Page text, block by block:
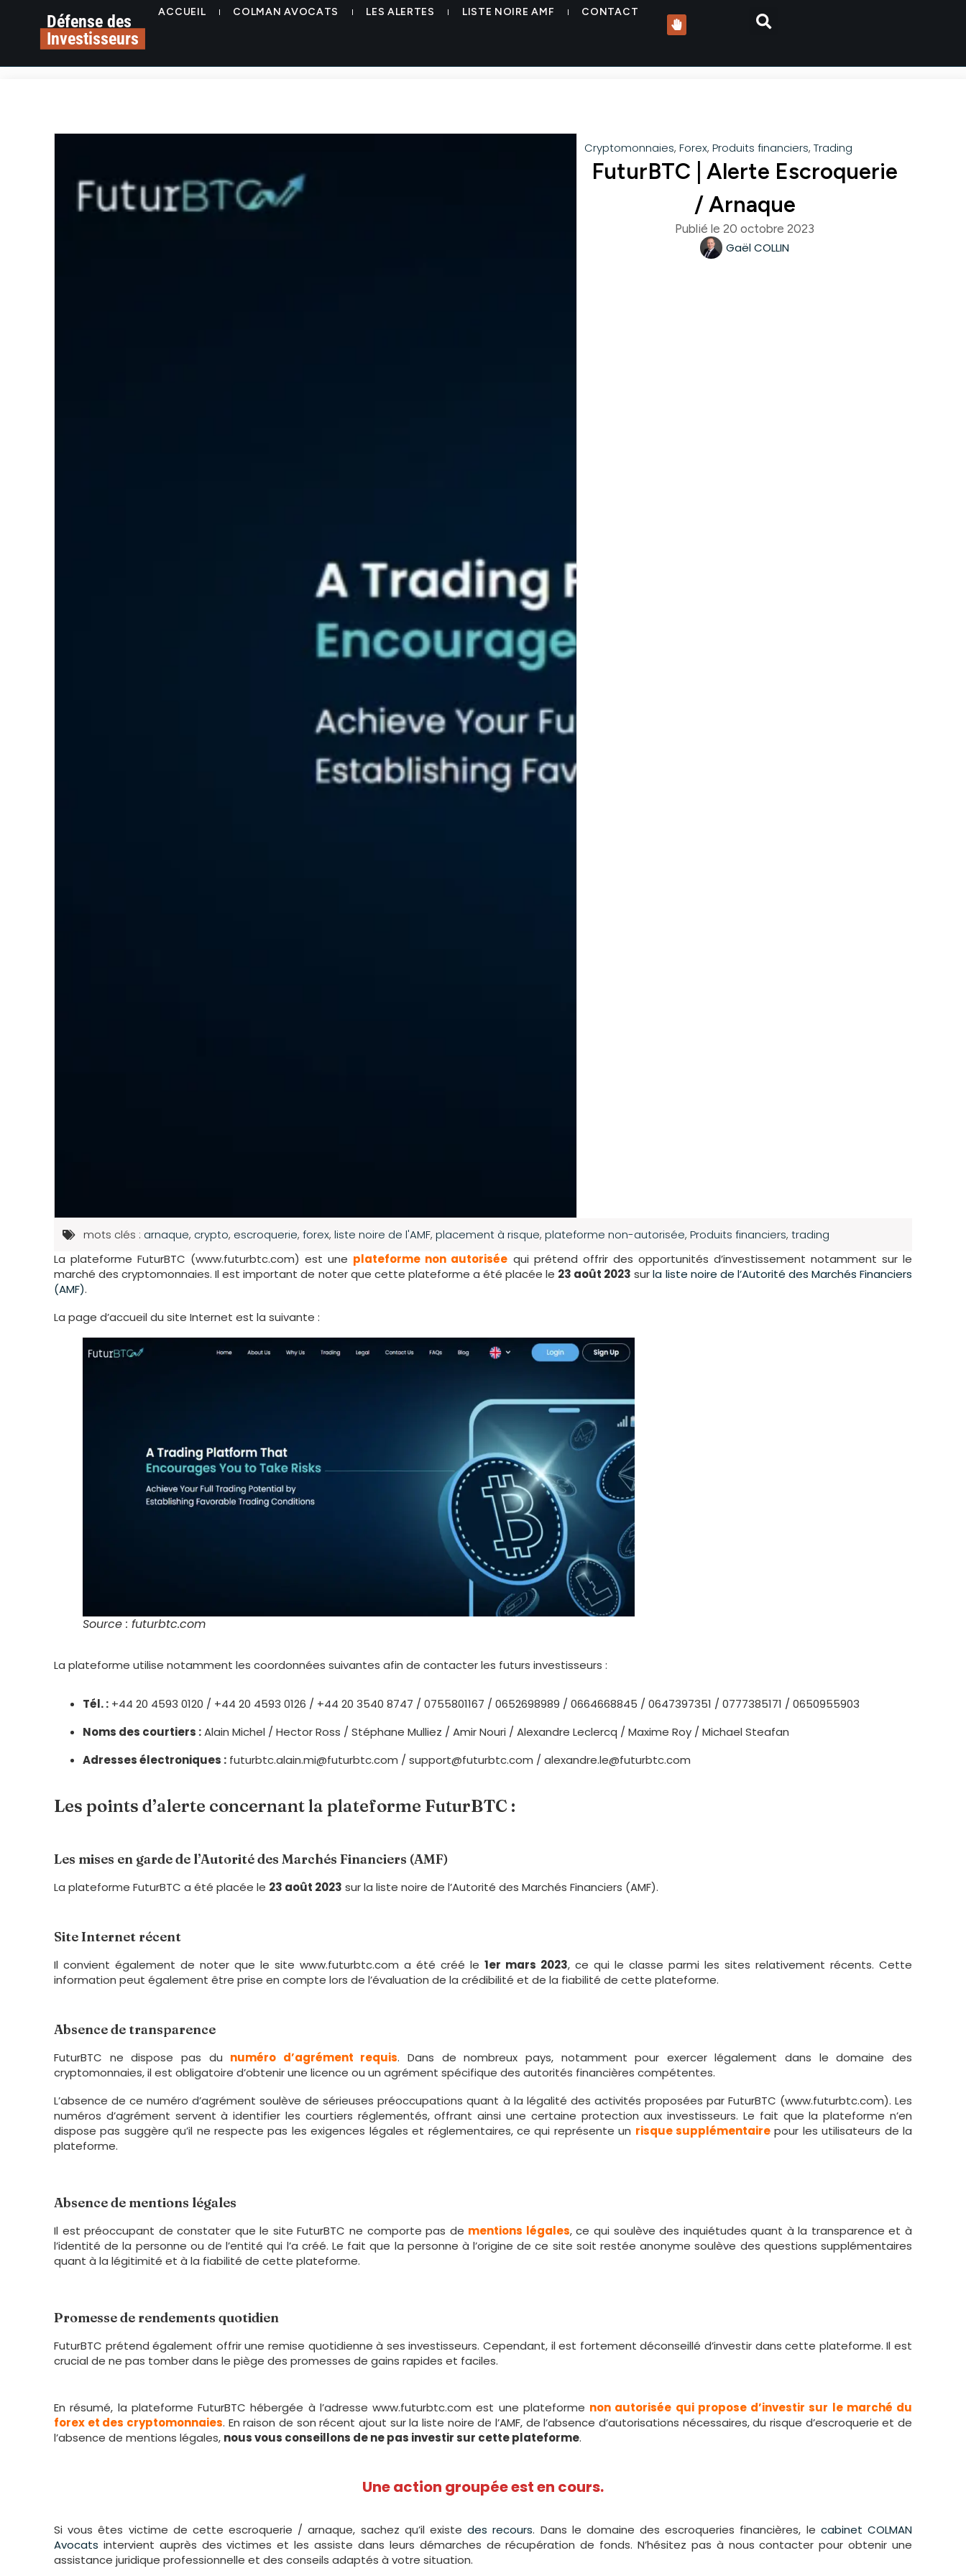
Défense des
Investisseurs
ACCUEIL COLMAN AVOCATS LES ALERTES LISTE NOIRE AMF CONTACT
Cryptomonnaies,Forex,Produits financiers,Trading
FuturBTC | Alerte Escroquerie
/ Arnaque
Publié le20 octobre 2023
Gaël COLLIN
mots clés : arnaque, crypto, escroquerie, forex, liste noire de l'AMF, placement à risque, plateforme non-autorisée, Produits financiers, trading
La plateforme FuturBTC (www.futurbtc.com) est une plateforme non autorisée qui prétend offrir des opportunités d’investissement notamment sur le
marché des cryptomonnaies. Il est important de noter que cette plateforme a été placée le 23 août 2023 surla liste noire de l’Autorité des Marchés Financiers
(AMF).
La page d’accueil du site Internet est la suivante :
Source : futurbtc.com
La plateforme utilise notamment les coordonnées suivantes afin de contacter les futurs investisseurs :
Tél. : +44 20 4593 0120 / +44 20 4593 0126 / +44 20 3540 8747 / 0755801167 / 0652698989 / 0664668845 / 0647397351 / 0777385171 / 0650955903
Noms des courtiers :Alain Michel / Hector Ross / Stéphane Mulliez / Amir Nouri / Alexandre Leclercq / Maxime Roy / Michael Steafan
Adresses électroniques : futurbtc.alain.mi@futurbtc.com / support@futurbtc.com / alexandre.le@futurbtc.com
Les points d’alerte concernant la plateforme FuturBTC :
Les mises en garde de l’Autorité des Marchés Financiers (AMF)
La plateforme FuturBTC a été placée le 23 août 2023 sur la liste noire de l’Autorité des Marchés Financiers (AMF).
Site Internet récent
Il convient également de noter que le site www.futurbtc.com a été créé le 1er mars 2023, ce qui le classe parmi les sites relativement récents. Cette
information peut également être prise en compte lors de l’évaluation de la crédibilité et de la fiabilité de cette plateforme.
Absence de transparence
FuturBTC ne dispose pas du numéro d’agrément requis. Dans de nombreux pays, notamment pour exercer légalement dans le domaine des
cryptomonnaies, il est obligatoire d’obtenir une licence ou un agrément spécifique des autorités financières compétentes.
L’absence de ce numéro d’agrément soulève de sérieuses préoccupations quant à la légalité des activités proposées par FuturBTC (www.futurbtc.com). Les
numéros d’agrément servent à identifier les courtiers réglementés, offrant ainsi une certaine protection aux investisseurs. Le fait que la plateforme n’en
dispose pas suggère qu’il ne respecte pas les exigences légales et réglementaires, ce qui représente un risque supplémentairepour les utilisateurs de la
plateforme.
Absence de mentions légales
Il est préoccupant de constater que le site FuturBTC ne comporte pas de mentions légales, ce qui soulève des inquiétudes quant à la transparence et à
l’identité de la personne ou de l’entité qui l’a créé. Le fait que la personne à l’origine de ce site soit restée anonyme soulève des questions supplémentaires
quant à la légitimité et à la fiabilité de cette plateforme.
Promesse de rendements quotidien
FuturBTC prétend également offrir une remise quotidienne à ses investisseurs. Cependant, il est fortement déconseillé d’investir dans cette plateforme. Il est
crucial de ne pas tomber dans le piège des promesses de gains rapides et faciles.
En résumé, la plateforme FuturBTC hébergée à l’adresse www.futurbtc.com est une plateforme non autorisée qui propose d’investir sur le marché du
forex et des cryptomonnaies. En raison de son récent ajout sur la liste noire de l’AMF, de l’absence d’autorisations nécessaires, du risque d’escroquerie et de
l’absence de mentions légales, nous vous conseillons de ne pas investir sur cette plateforme.
Une action groupée est en cours.
Si vous êtes victime de cette escroquerie / arnaque, sachez qu’il existedes recours. Dans le domaine des escroqueries financières, le cabinet COLMAN
Avocats intervient auprès des victimes et les assiste dans leurs démarches de récupération de fonds. N’hésitez pas à nous contacter pour obtenir une
assistance juridique professionnelle et des conseils adaptés à votre situation.